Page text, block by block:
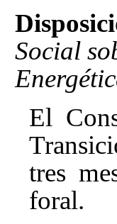
Social
El
tres
foral.